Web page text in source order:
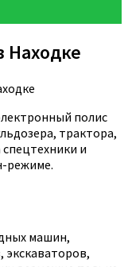
Находке
полис
трактора,
и
режиме.
машин,
экскаваторов,